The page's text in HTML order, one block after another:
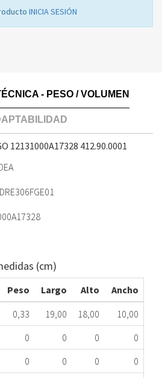
INICIA SESIÓN
- PESO / VOLUMEN
12131000A17328 412.90.0001
(cm)
Peso Largo Alto
Ancho
0,33 19,00 18,00
10,00
0 0 0
0
0 0 0
0